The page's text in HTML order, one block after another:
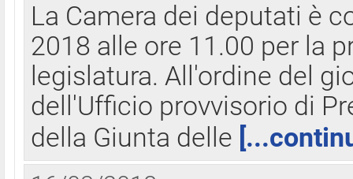
La Camera dei deputati è
2018 alle ore 11.00 per la
legislatura. All'ordine del
dell'Ufficio provvisorio di
della Giunta delle